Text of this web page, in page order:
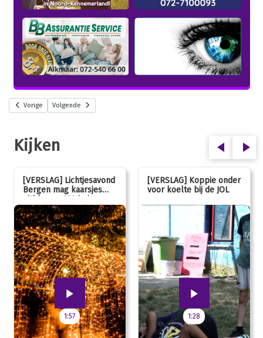
Vorige Volgende
Kijken
[VERSLAG] Lichtjesavond
Bergen mag kaarsjes
uitblazen: 100 jarig
jubileum!
1:57
[VERSLAG] Koppie onder
voor koelte bij de JOL
1:28